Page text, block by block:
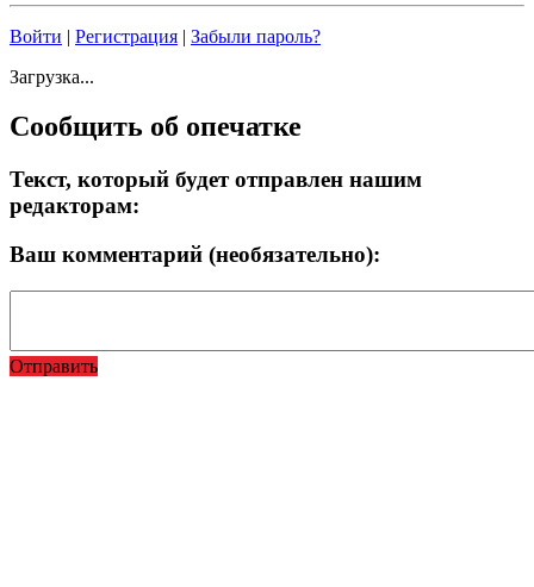
Войти | Регистрация | Забыли пароль?
Загрузка...
Сообщить об опечатке
Текст, который будет отправлен нашим
редакторам:
Ваш комментарий (необязательно):
Отправить